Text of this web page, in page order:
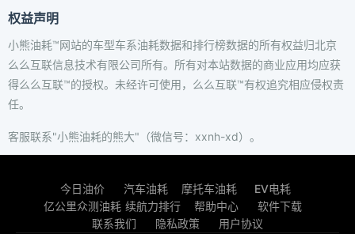
权益声明
小熊油耗™网站的车型车系油耗数据和排行榜数据的所有权益归北京
么么互联信息技术有限公司所有。所有对本站数据的商业应用均应获
得么么互联™的授权。未经许可使用，么么互联™有权追究相应侵权责
任。
客服联系"小熊油耗的熊大"（微信号：xxnh-xd）。
今日油价 汽车油耗 摩托车油耗
EV电耗
亿公里众测油耗 续航力排行 帮助中心
软件下载
联系我们
隐私政策 用户协议